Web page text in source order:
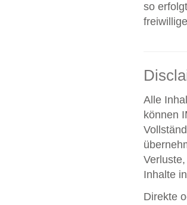
so
Alle
können
Inhalte
Direkte